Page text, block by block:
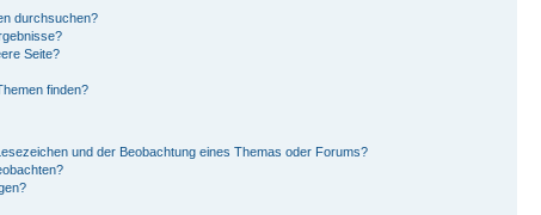
durchsuchen?
Seite?
finden?
und der Beobachtung eines Themas oder Forums?